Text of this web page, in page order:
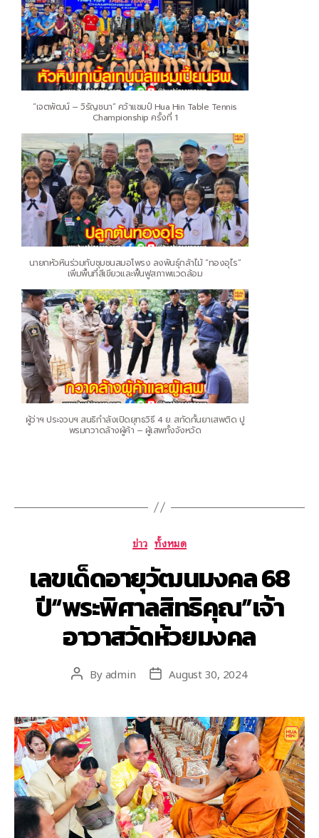
“เจตพัฒน์ – วิรัญชนา” คว้าแชมป์ Hua Hin Table Tennis
Championship ครั้งที่ 1
นายกหัวหินร่วมกับชุมชนสมอโพรง ลงพันธุ์กล้าไม้ “ทองอุไร”
เพิ่มพื้นที่สีเขียวและฟื้นฟูสภาพแวดล้อม
ผู้ว่าฯ ประจวบฯ สนธิกำลังเปิดยุทธวิธี 4 ย. สกัดกั้นยาเสพติด ปู
พรมกวาดล้างผู้ค้า – ผู้เสพทั้งจังหวัด
ข่าว ทั้งหมด
เลขเด็ดอายุวัฒนมงคล 68
ปี“พระพิศาลสิทธิคุณ”เจ้า
อาวาสวัดห้วยมงคล
Byadmin August 30, 2024